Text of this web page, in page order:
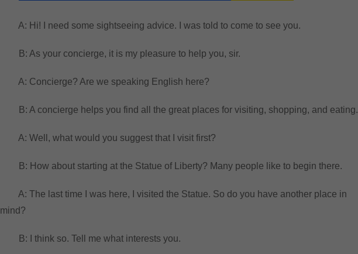
A: Hi! I need some sightseeing advice. I was told to come to see you.
B: As your concierge, it is my pleasure to help you, sir.
A: Concierge? Are we speaking English here?
B: A concierge helps you find all the great places for visiting, shopping, and eating.
A: Well, what would you suggest that I visit first?
B: How about starting at the Statue of Liberty? Many people like to begin there.
A: The last time I was here, I visited the Statue. So do you have another place in
mind?
B: I think so. Tell me what interests you.